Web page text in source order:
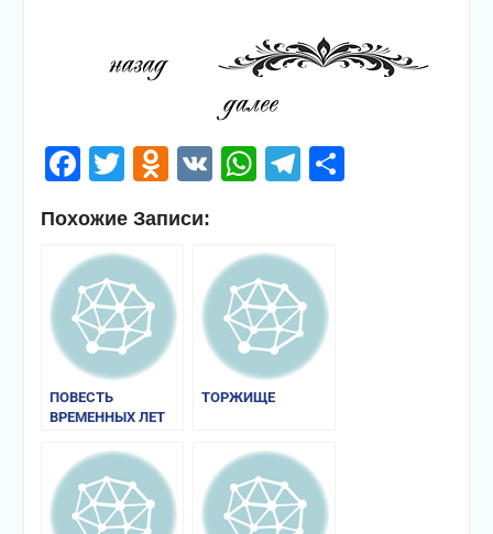
Facebook
Twitter
Odnoklassniki
VKWhatsApp
Telegram
Похожие Записи:
ПОВЕСТЬ
ВРЕМЕННЫХ ЛЕТ
ТОРЖИЩЕ